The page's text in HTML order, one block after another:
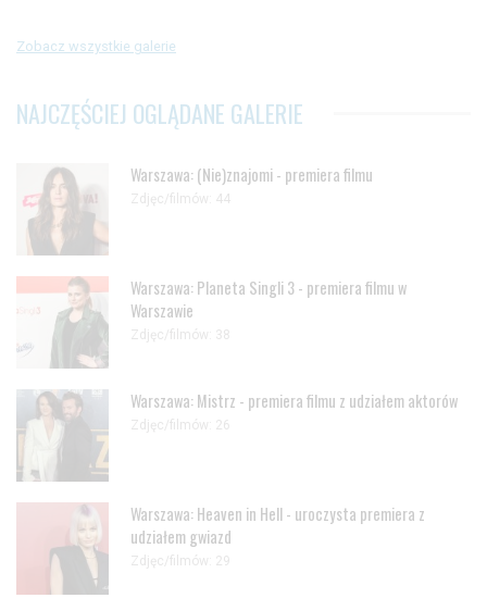
Zobacz wszystkie galerie
NAJCZĘŚCIEJ OGLĄDANE GALERIE
Warszawa: (Nie)znajomi - premiera filmu
Zdjęc/filmów: 44
Warszawa: Planeta Singli 3 - premiera filmu w
Warszawie
Zdjęc/filmów: 38
Warszawa: Mistrz - premiera filmu z udziałem aktorów
Zdjęc/filmów: 26
Warszawa: Heaven in Hell - uroczysta premiera z
udziałem gwiazd
Zdjęc/filmów: 29